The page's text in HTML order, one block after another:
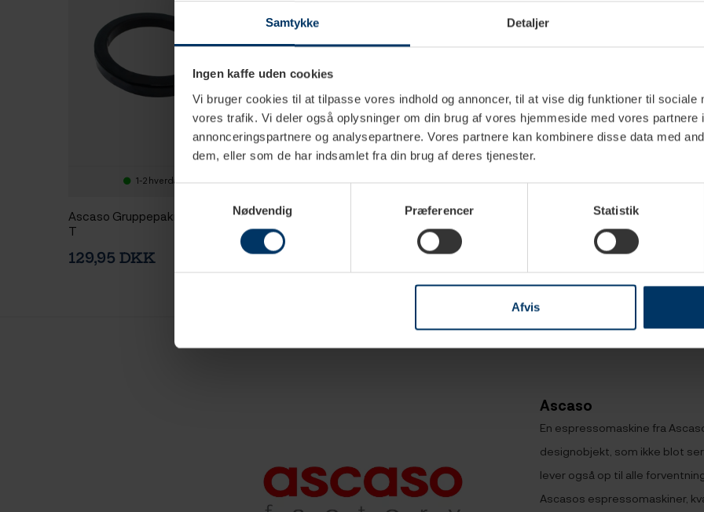
Samtykke Detaljer
Ingen kaffe uden cookies
Vi bruger cookies til at tilpasse vores indhold og annoncer, til at vise dig funktioner til sociale
vores trafik. Vi deler også oplysninger om din brug af vores hjemmeside med vores partnere
annonceringspartnere og analysepartnere. Vores partnere kan kombinere disse data med
dem, eller som de har indsamlet fra din brug af deres tjenester.
Nødvendig
Præferencer Statistik
Afvis
1-2 hverdage
Ascaso Gruppepakning - Baby
T
129,95 DKK
1-2 hverdage
Ascaso Jet group til Baby T
149,95 DKK
2-4 hverdage
Ascaso Drainkit til Baby T
1.999,00 DKK
Ascaso
1.499,00
Ascaso
En espressomaskine fra
designobjekt, som ikke blot
lever også op til alle
Ascasos espressomaskiner,